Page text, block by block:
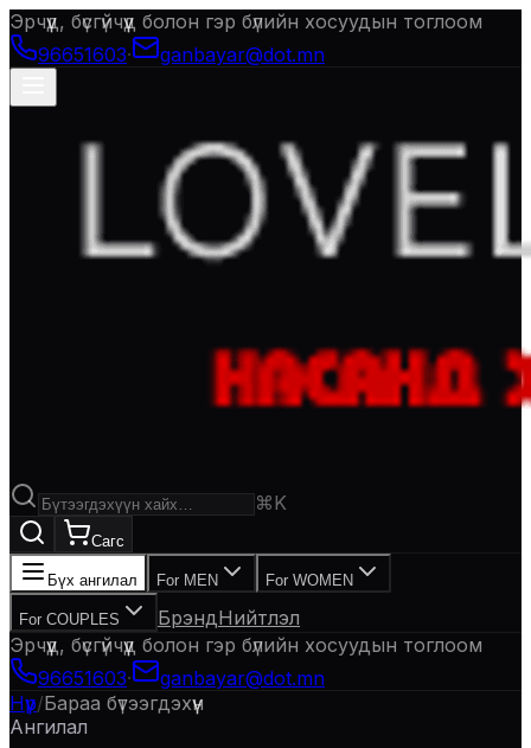
Эрчүүд, бүсгүйчүүд болон гэр бүлийн хосуудын тоглоом
96651603· ganbayar@dot.mn
⌘K
Сагс
Бүх ангилал For MEN For WOMEN
For COUPLES БрэндНийтлэл
Эрчүүд, бүсгүйчүүд болон гэр бүлийн хосуудын тоглоом
96651603·
ganbayar@dot.mn
Нүүр/Бараа бүтээгдэхүүн
Ангилал